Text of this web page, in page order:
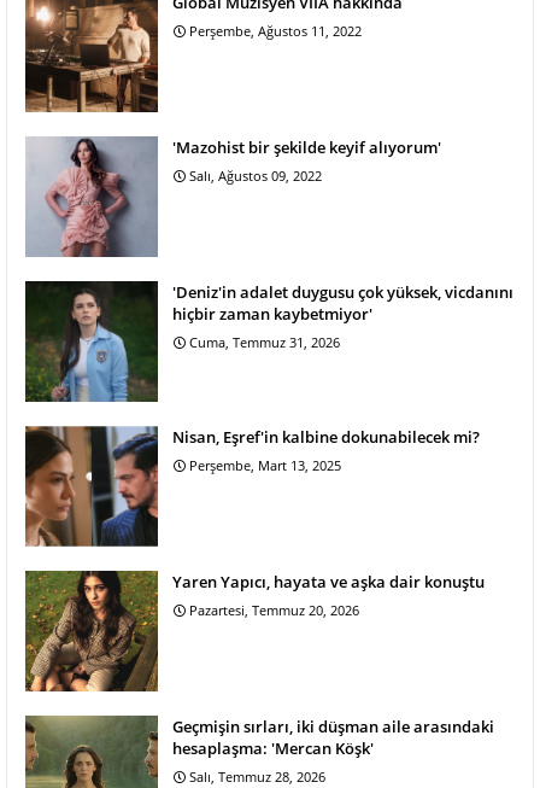
Perşembe, Ağustos 11, 2022
'Mazohist bir şekilde keyif alıyorum'
Salı, Ağustos 09, 2022
'Deniz'in adalet duygusu çok yüksek, vicdanını
hiçbir zaman kaybetmiyor'
Cuma, Temmuz 31, 2026
Nisan, Eşref'in kalbine dokunabilecek mi?
Perşembe, Mart 13, 2025
Yaren Yapıcı, hayata ve aşka dair konuştu
Pazartesi, Temmuz 20, 2026
Geçmişin sırları, iki düşman aile arasındaki
hesaplaşma: 'Mercan Köşk'
Salı, Temmuz 28, 2026